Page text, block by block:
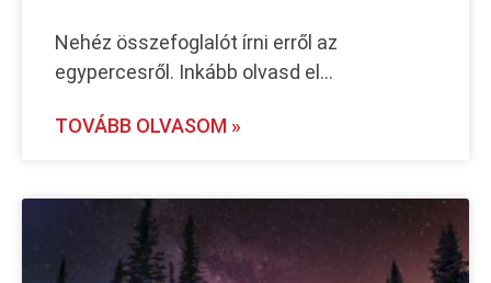
Nehéz összefoglalót írni erről az
egypercesről. Inkább olvasd el…
TOVÁBB OLVASOM »